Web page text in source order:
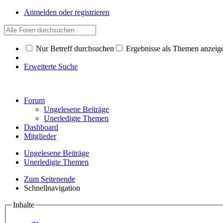
Anmelden oder registrieren
Nur Betreff durchsuchen Ergebnisse als Themen
Erweiterte Suche
Forum
Ungelesene Beiträge
Unerledigte Themen
Dashboard
Mitglieder
Ungelesene Beiträge
Unerledigte Themen
Zum Seitenende
Schnellnavigation
Inhalte